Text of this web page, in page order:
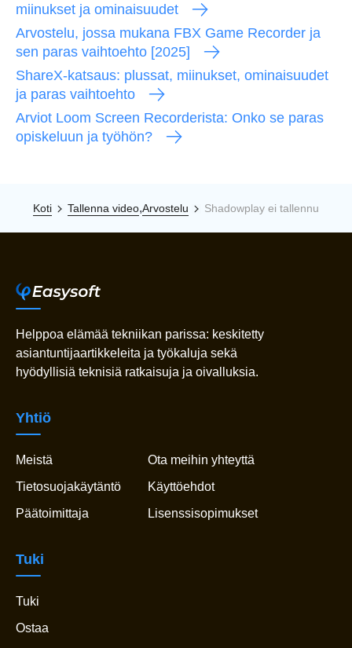
miinukset ja ominaisuudet
Arvostelu, jossa mukana FBX Game Recorder ja
sen paras vaihtoehto [2025]
ShareX-katsaus: plussat, miinukset, ominaisuudet
ja paras vaihtoehto
Arviot Loom Screen Recorderista: Onko se paras
opiskeluun ja työhön?
Koti Tallenna video,Arvostelu Shadowplay ei tallennu
Helppoa elämää tekniikan parissa: keskitetty
asiantuntijaartikkeleita ja työkaluja sekä
hyödyllisiä teknisiä ratkaisuja ja oivalluksia.
Yhtiö
Meistä
Ota meihin yhteyttä
Tietosuojakäytäntö
Käyttöehdot
Päätoimittaja
Lisenssisopimukset
Tuki
Tuki
Ostaa